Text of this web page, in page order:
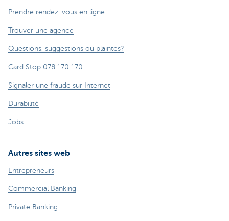
Prendre rendez-vous en ligne
Trouver une agence
Questions, suggestions ou plaintes?
Card Stop 078 170 170
Signaler une fraude sur Internet
Durabilité
Jobs
Autres sites web
Entrepreneurs
Commercial Banking
Private Banking